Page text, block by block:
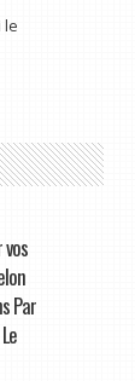
le
Par